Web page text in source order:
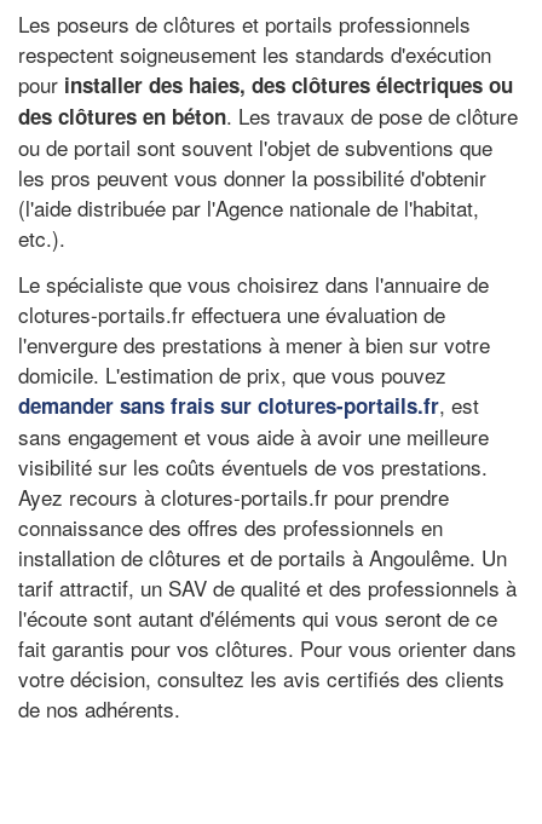
Les poseurs de clôtures et portails professionnels
respectent soigneusement les standards d'exécution
pour installer des haies, des clôtures électriques ou
des clôtures en béton. Les travaux de pose de clôture
ou de portail sont souvent l'objet de subventions que
les pros peuvent vous donner la possibilité d'obtenir
(l'aide distribuée par l'Agence nationale de l'habitat,
etc.).
Le spécialiste que vous choisirez dans l'annuaire de
clotures-portails.fr effectuera une évaluation de
l'envergure des prestations à mener à bien sur votre
domicile. L'estimation de prix, que vous pouvez
demander sans frais sur clotures-portails.fr, est
sans engagement et vous aide à avoir une meilleure
visibilité sur les coûts éventuels de vos prestations.
Ayez recours à clotures-portails.fr pour prendre
connaissance des offres des professionnels en
installation de clôtures et de portails à Angoulême. Un
tarif attractif, un SAV de qualité et des professionnels à
l'écoute sont autant d'éléments qui vous seront de ce
fait garantis pour vos clôtures. Pour vous orienter dans
votre décision, consultez les avis certifiés des clients
de nos adhérents.